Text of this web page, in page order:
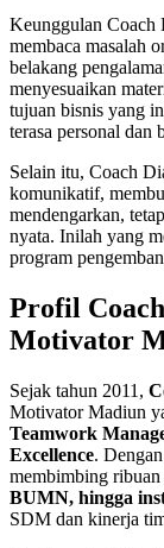
Keunggulan Coach
membaca masalah
belakang
menyesuaikan
tujuan bisnis yang
terasa personal dan
Selain itu, Coach
komunikatif,
mendengarkan,
nyata. Inilah yang
program
Profil
Motivator
Sejak tahun 2011,
Motivator Madiun
Teamwork
Excellence.
membimbing ribuan
BUMN, hingga
SDM dan kinerja